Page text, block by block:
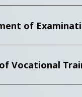
of
Vocational